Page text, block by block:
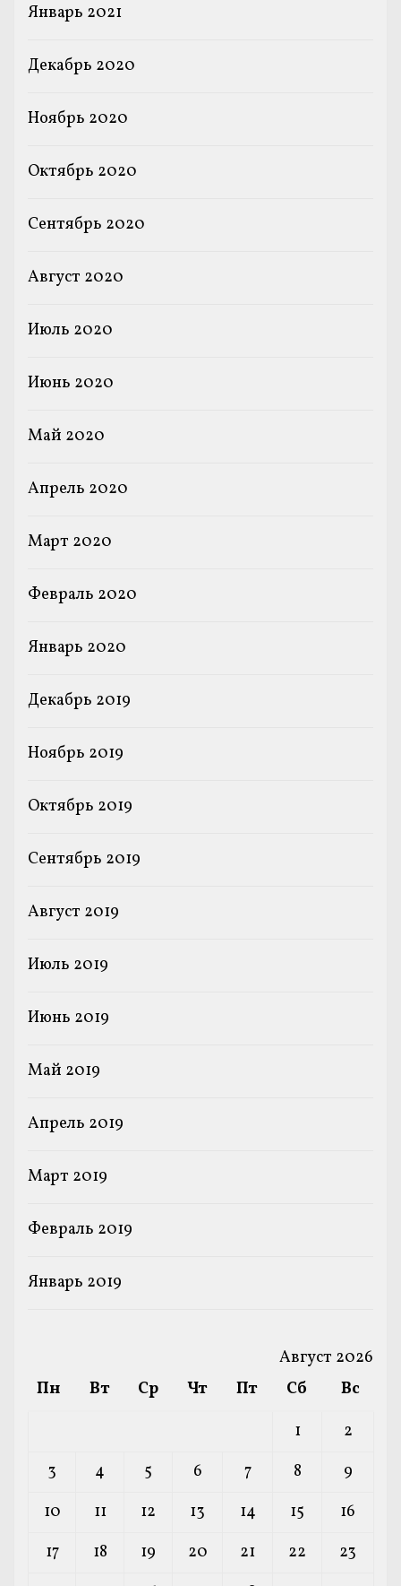
Январь 2021
Декабрь 2020
Ноябрь 2020
Октябрь 2020
Сентябрь 2020
Август 2020
Июль 2020
Июнь 2020
Май 2020
Апрель 2020
Март 2020
Февраль 2020
Январь 2020
Декабрь 2019
Ноябрь 2019
Октябрь 2019
Сентябрь 2019
Август 2019
Июль 2019
Июнь 2019
Май 2019
Апрель 2019
Март 2019
Февраль 2019
Январь 2019
Август 2026
Пн
Вт Ср Чт Пт Сб
Вс
1
2
3
4 5 6 7 8
9
10
11 12 13 14 15
16
17
18 19 20 21 22
23